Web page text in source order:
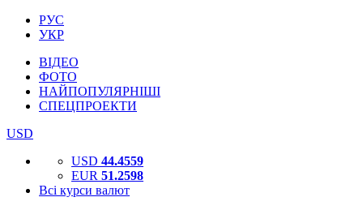
РУС
УКР
ВІДЕО
ФОТО
НАЙПОПУЛЯРНІШІ
СПЕЦПРОЕКТИ
USD
USD 44.4559
EUR 51.2598
Всі курси валют